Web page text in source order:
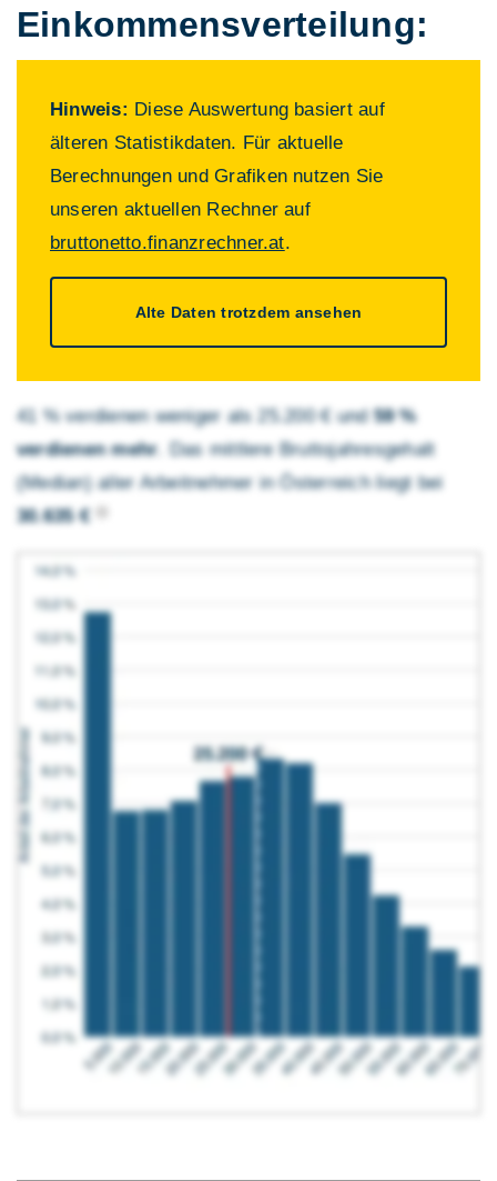
Einkommens­verteilung:
Hinweis: Diese Auswertung basiert auf
älteren Statistikdaten. Für aktuelle
Berechnungen und Grafiken nutzen Sie
unseren aktuellen Rechner auf
bruttonetto.finanzrechner.at.
Alte Daten trotzdem ansehen
41 % verdienen weniger als 25.200 € und59 %
verdienen mehr . Das mittlere Brutto­jahres­gehalt
(Median) aller Arbeitnehmer in Österreich liegt bei
30.635 €